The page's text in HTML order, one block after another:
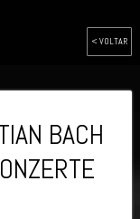
< VOLTAR
BACH